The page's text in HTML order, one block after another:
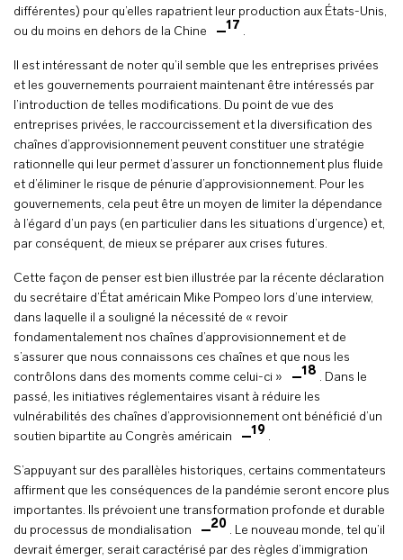
différentes) pour qu’elles rapatrient leur production aux États-Unis,
ou du moins en dehors de la Chine
17 .
Il est intéressant de noter qu’il semble que les entreprises privées
et les gouvernements pourraient maintenant être intéressés par
l’introduction de telles modifications. Du point de vue des
entreprises privées, le raccourcissement et la diversification des
chaînes d’approvisionnement peuvent constituer une stratégie
rationnelle qui leur permet d’assurer un fonctionnement plus fluide
et d’éliminer le risque de pénurie d’approvisionnement. Pour les
gouvernements, cela peut être un moyen de limiter la dépendance
à l’égard d’un pays (en particulier dans les situations d’urgence) et,
par conséquent, de mieux se préparer aux crises futures.
Cette façon de penser est bien illustrée par la récente déclaration
du secrétaire d’État américain Mike Pompeo lors d’une interview,
dans laquelle il a souligné la nécessité de « revoir
fondamentalement nos chaînes d’approvisionnement et de
s’assurer que nous connaissons ces chaînes et que nous les
contrôlons dans des moments comme celui-ci »
18 . Dans le
passé, les initiatives réglementaires visant à réduire les
vulnérabilités des chaînes d’approvisionnement ont bénéficié d’un
soutien bipartite au Congrès américain
19 .
S’appuyant sur des parallèles historiques, certains commentateurs
affirment que les conséquences de la pandémie seront encore plus
importantes. Ils prévoient une transformation profonde et durable
du processus de mondialisation
20 . Le nouveau monde, tel qu’il
devrait émerger, serait caractérisé par des règles d’immigration